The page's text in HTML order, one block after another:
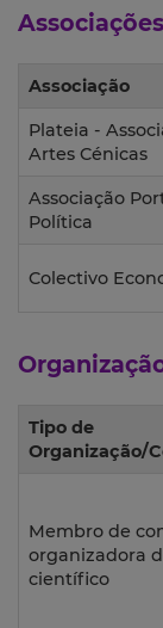
Associação
Plateia -
Artes Cénicas
Associação
Política
Colectivo
Tipo de
Organização/
Membro de
organizadora
científico